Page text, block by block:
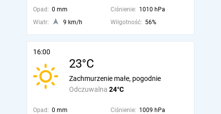
Opad: 0 mm Ciśnienie: 1010 hPa
Wiatr:
9 km/h Wilgotność: 56%
16:00
23°C
Odczuwalna 24°C
Zachmurzenie małe, pogodnie
Opad: 0 mm Ciśnienie: 1009 hPa